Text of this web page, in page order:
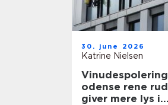
30. june 2026
Katrine Nielsen
Vinudespolering
odense rene ruder
giver mere lys i